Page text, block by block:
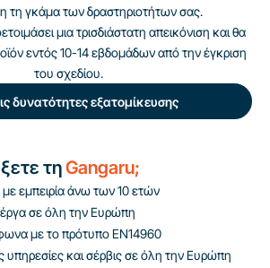
τη γκάμα των δραστηριοτήτων σας.
μια τρισδιάστατη απεικόνιση και θα
εντός 10-14 εβδομάδων από την έγκριση
του σχεδίου.
δυνατότητες εξατομίκευσης
τηGangaru;
εμπειρία άνω των 10 ετών
σε όλη την Ευρώπη
με το πρότυπο EN14960
υπηρεσίες και σέρβις σε όλη την Ευρώπη